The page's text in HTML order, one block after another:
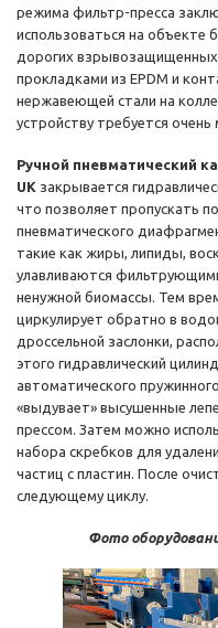
режима фильтр-пресса
использоваться на объекте
дорогих взрывозащищенных
прокладками из EPDM и
нержавеющей стали на
устройству требуется очень
Ручной пневматический
UK закрывается
что позволяет пропускать
пневматического
такие как жиры, липиды,
улавливаются
ненужной биомассы. Тем
циркулирует обратно в
дроссельной заслонки,
этого гидравлический
автоматического
«выдувает» высушенные
прессом. Затем можно
набора скребков для
частиц с пластин. После
следующему циклу.
Фото